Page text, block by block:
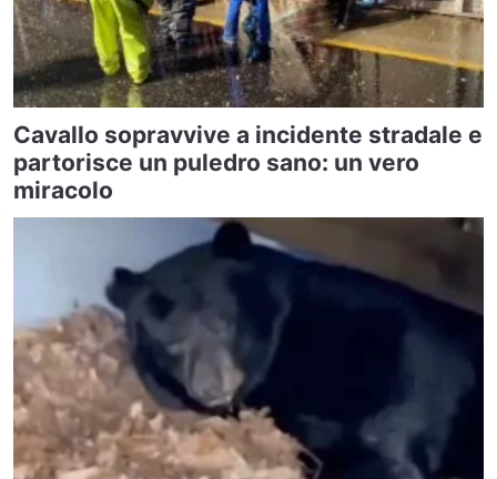
Cavallo sopravvive a incidente stradale e
partorisce un puledro sano: un vero
miracolo